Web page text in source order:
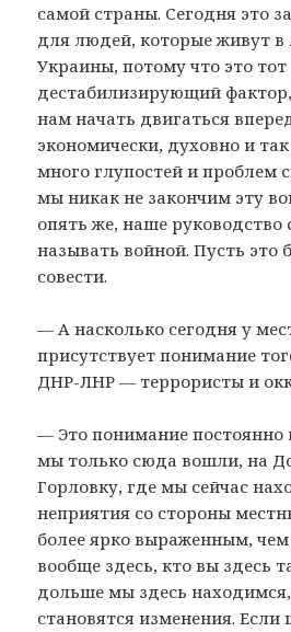
самой страны. Сегодня это
для людей, которые живут в
Украины, потому что это тот
дестабилизирующий
нам начать двигаться
экономически, духовно и
много глупостей и проблем
мы никак не закончим эту
опять же, наше руководство
называть войной. Пусть это
совести.
— А насколько сегодня у
присутствует понимание
ДНР-ЛНР — террористы и
— Это понимание постоянно
мы только сюда вошли, на
Горловку, где мы сейчас
неприятия со стороны
более ярко выраженным, чем
вообще здесь, кто вы здесь
дольше мы здесь
становятся изменения. Если